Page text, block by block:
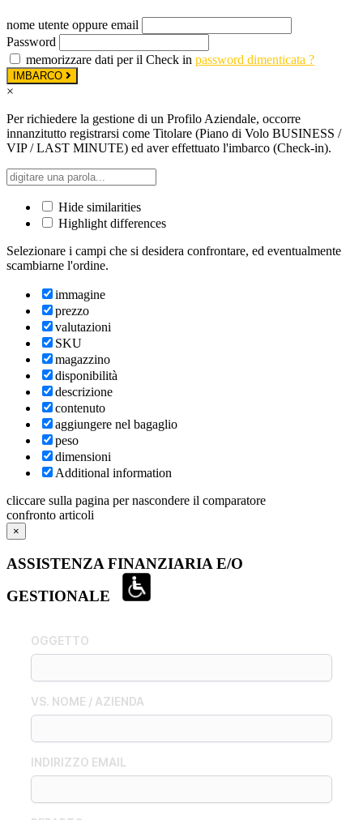
nome utente oppure email
Password
memorizzare dati per il Check in password dimenticata ?
IMBARCO
×
Per richiedere la gestione di un Profilo Aziendale, occorre
innanzitutto registrarsi come Titolare (Piano di Volo BUSINESS /
VIP / LAST MINUTE) ed aver effettuato l'imbarco (Check-in).
Hide similarities
Highlight differences
Selezionare i campi che si desidera confrontare, ed eventualmente
scambiarne l'ordine.
immagine
prezzo
valutazioni
SKU
magazzino
disponibilità
descrizione
contenuto
aggiungere nel bagaglio
peso
dimensioni
Additional information
cliccare sulla pagina per nascondere il comparatore
confronto articoli
×
ASSISTENZA FINANZIARIA E/O
GESTIONALE